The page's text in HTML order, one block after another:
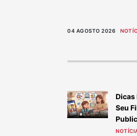
04 AGOSTO 2026
Dicas
Seu